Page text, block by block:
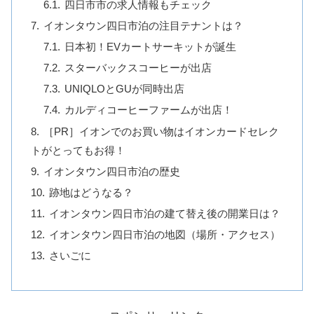
四日市市の求人情報もチェック
イオンタウン四日市泊の注目テナントは？
日本初！EVカートサーキットが誕生
スターバックスコーヒーが出店
UNIQLOとGUが同時出店
カルディコーヒーファームが出店！
［PR］イオンでのお買い物はイオンカードセレク
トがとってもお得！
イオンタウン四日市泊の歴史
跡地はどうなる？
イオンタウン四日市泊の建て替え後の開業日は？
イオンタウン四日市泊の地図（場所・アクセス）
さいごに